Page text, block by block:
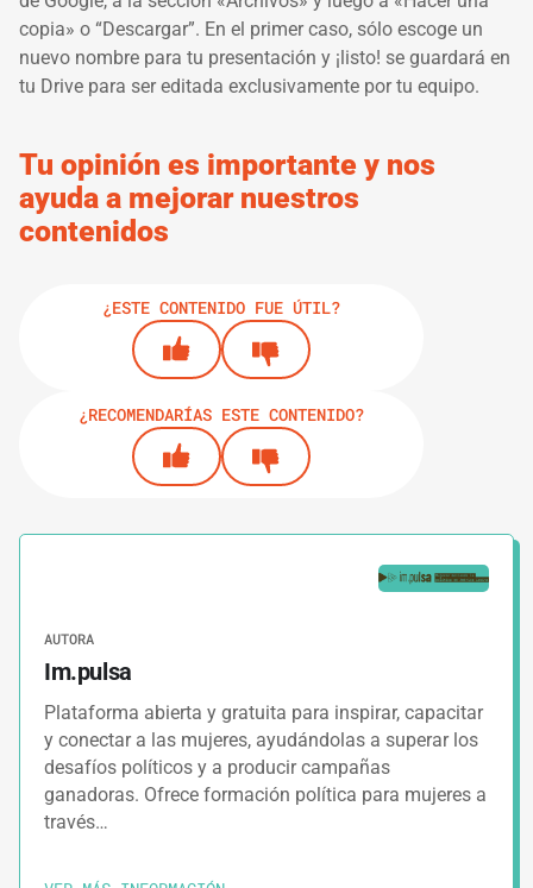
copia» o “Descargar”. En el primer caso, sólo escoge un
nuevo nombre para tu presentación y ¡listo! se guardará en
tu Drive para ser editada exclusivamente por tu equipo.
Tu opinión es importante y nos
ayuda a mejorar nuestros
contenidos
¿ESTE CONTENIDO FUE ÚTIL?
¿RECOMENDARÍAS ESTE CONTENIDO?
AUTORA
Im.pulsa
Plataforma abierta y gratuita para inspirar, capacitar
y conectar a las mujeres, ayudándolas a superar los
desafíos políticos y a producir campañas
ganadoras. Ofrece formación política para mujeres a
través…